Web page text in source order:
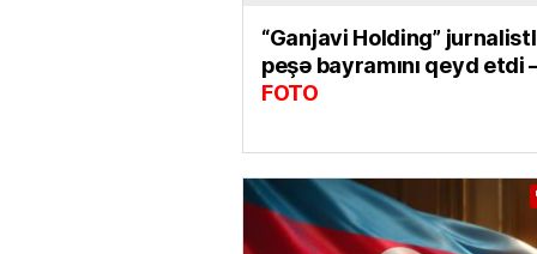
“Ganjavi Holding”
peşə bayramını qeyd etdi
FOTO